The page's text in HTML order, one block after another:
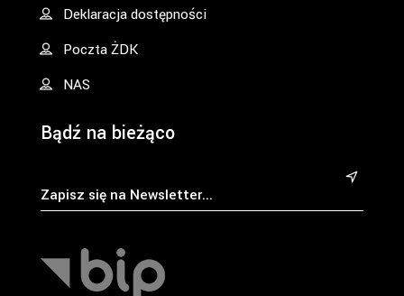
Deklaracja dostępności
Poczta ŻDK
NAS
Bądź na bieżąco
&